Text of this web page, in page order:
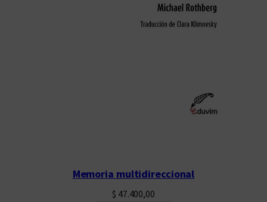
Memoria multidireccional
$ 47.400,00